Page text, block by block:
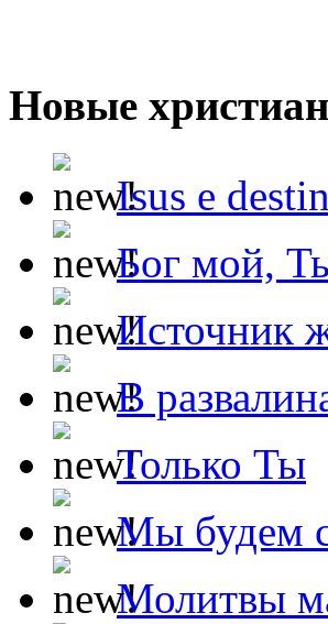
Новые
Isus e
Бог мой,
Источник
В
Только Ты
Мы будем
Молитвы